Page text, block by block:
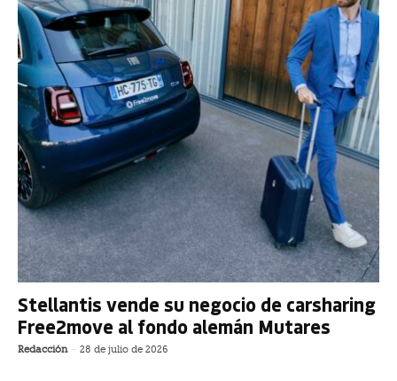
Stellantis vende su negocio de carsharing
Free2move al fondo alemán Mutares
Redacción - 28 de julio de 2026